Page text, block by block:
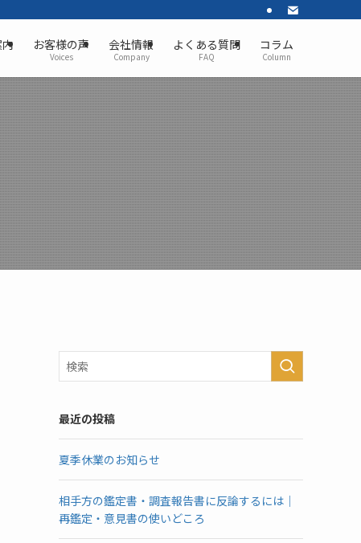
お客様の声
Voices
会社情報
Company
よくある質問
FAQ
コラム
Column
最近の投稿
夏季休業のお知らせ
相手方の鑑定書・調査報告書に反論するには｜
再鑑定・意見書の使いどころ